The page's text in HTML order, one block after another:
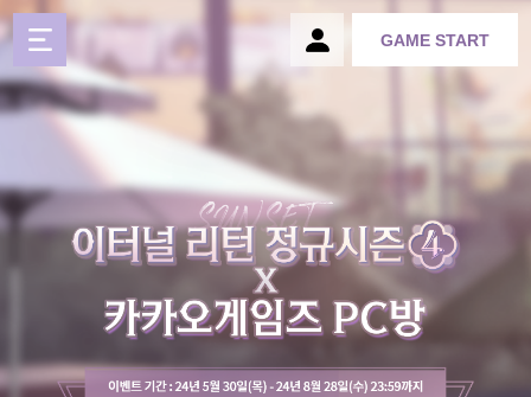
GAME START